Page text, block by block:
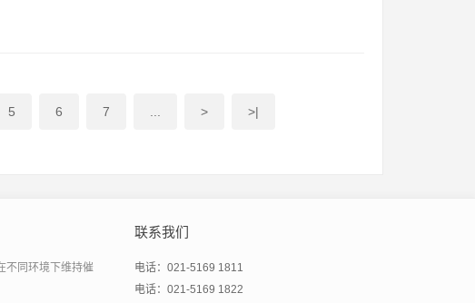
5 6 7 > >|
不同环境下维持催
联系我们
电话：021-5169 1811
电话：021-5169 1822